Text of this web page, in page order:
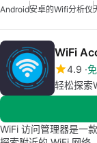
Android安卓的wifi分析仪
WiFi
4.9
轻松探索
WiFi 访问管理器是一